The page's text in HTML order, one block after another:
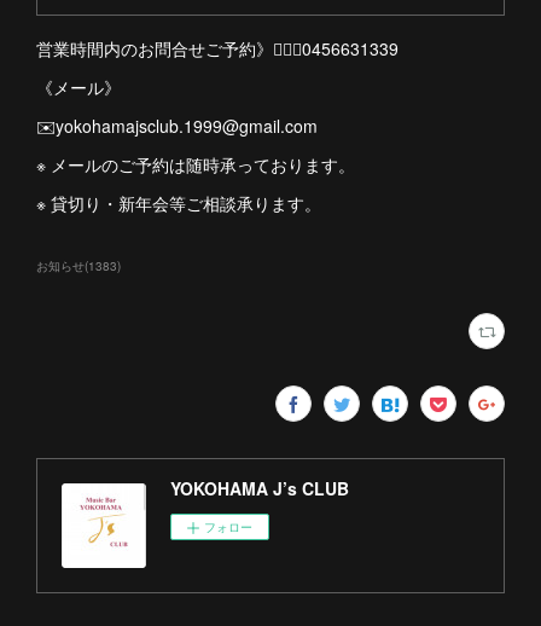
営業時間内のお問合せご予約》💁🏻‍♀️0456631339
《メール》
✉️yokohamajsclub.1999@gmail.com
※ メールのご予約は随時承っております。
※ 貸切り・新年会等ご相談承ります。
お知らせ(1383)
YOKOHAMA J’s CLUB
フォロー